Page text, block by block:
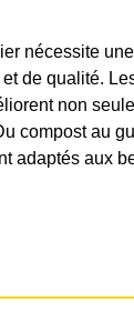
nécessite
de qualité.
non
compost au
adaptés aux